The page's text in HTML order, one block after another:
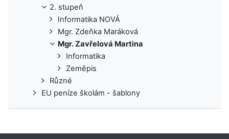
2. stupeň
Informatika NOVÁ
Mgr. Zdeňka Maráková
Mgr. Zavřelová Martina
Informatika
Zeměpis
Různé
EU peníze školám - šablony